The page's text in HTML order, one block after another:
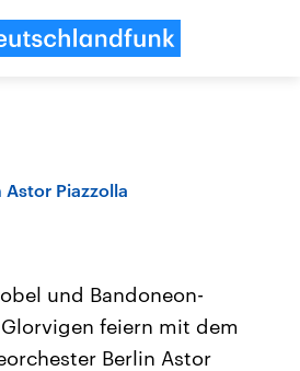
Piazzolla
und Bandoneon-
feiern mit dem
Berlin Astor